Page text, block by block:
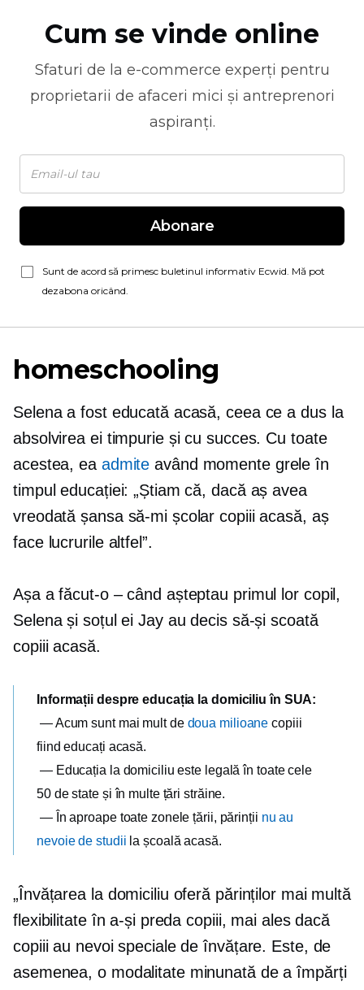
Cum se vinde online
Sfaturi de la e-commerce experți pentru
proprietarii de afaceri mici și antreprenori
aspiranți.
Abonare
Sunt de acord să primesc buletinul informativ Ecwid. Mă pot
dezabona oricând.
homeschooling
Selena a fost educată acasă, ceea ce a dus la
absolvirea ei timpurie și cu succes. Cu toate
acestea, ea admite având momente grele în
timpul educației: „Știam că, dacă aș avea
vreodată șansa să-mi școlar copiii acasă, aș
face lucrurile altfel”.
Așa a făcut-o – când așteptau primul lor copil,
Selena și soțul ei Jay au decis să-și scoată
copiii acasă.
Informații despre educația la domiciliu în SUA:
— Acum sunt mai mult de doua milioane copiii
fiind educați acasă.
— Educația la domiciliu este legală în toate cele
50 de state și în multe țări străine.
— În aproape toate zonele țării, părinții nu au
nevoie de studii la școală acasă.
„Învățarea la domiciliu oferă părinților mai multă
flexibilitate în a-și preda copiii, mai ales dacă
copiii au nevoi speciale de învățare. Este, de
asemenea, o modalitate minunată de a împărți